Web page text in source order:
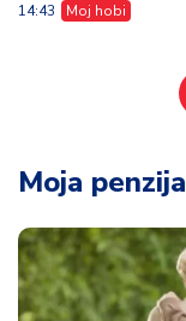
14:43 Moj hobi
Moja penzija